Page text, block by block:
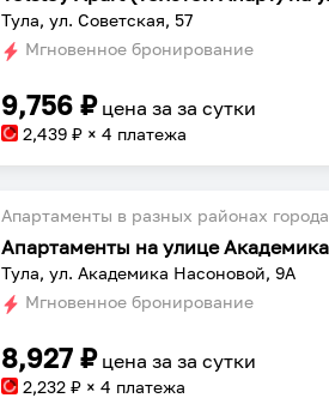
Тула, ул. Советская, 57
Мгновенное бронирование
9,756 ₽ цена заза сутки
2,439 ₽ × 4 платежа
Апартаменты в разных районах города
Тула, ул. Академика Насоновой, 9А
Мгновенное бронирование
8,927 ₽ цена заза сутки
2,232 ₽ × 4 платежа